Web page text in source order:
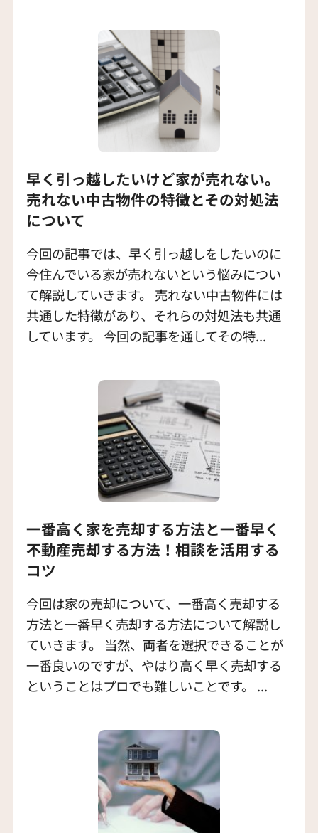
早く引っ越したいけど家が売れない。
売れない中古物件の特徴とその対処法
について
今回の記事では、早く引っ越しをしたいのに
今住んでいる家が売れないという悩みについ
て解説していきます。 売れない中古物件には
共通した特徴があり、それらの対処法も共通
しています。 今回の記事を通してその特...
一番高く家を売却する方法と一番早く
不動産売却する方法！相談を活用する
コツ
今回は家の売却について、一番高く売却する
方法と一番早く売却する方法について解説し
ていきます。 当然、両者を選択できることが
一番良いのですが、やはり高く早く売却する
ということはプロでも難しいことです。 ...